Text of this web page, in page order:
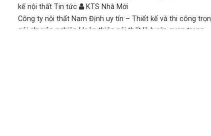
kế nội thất Tin tức
KTS Nhà Mới
Công ty nội thất Nam Định uy tín – Thiết kế và thi công trọn
gói chuyên nghiệp Hoàn thiện nội thất là bước quan trọng